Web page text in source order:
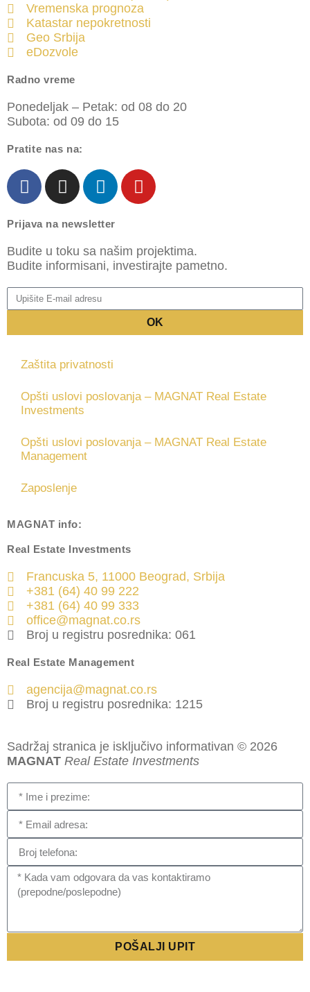
Vremenska prognoza
Katastar nepokretnosti
Geo Srbija
eDozvole
Radno vreme
Ponedeljak – Petak: od 08 do 20
Subota: od 09 do 15
Pratite nas na:
Prijava na newsletter
Budite u toku sa našim projektima.
Budite informisani, investirajte pametno.
OK
Zaštita privatnosti
Opšti uslovi poslovanja – MAGNAT Real Estate
Investments
Opšti uslovi poslovanja – MAGNAT Real Estate
Management
Zaposlenje
MAGNAT info:
Real Estate Investments
Francuska 5, 11000 Beograd, Srbija
+381 (64) 40 99 222
+381 (64) 40 99 333
office@magnat.co.rs
Broj u registru posrednika: 061
Real Estate Management
agencija@magnat.co.rs
Broj u registru posrednika: 1215
Sadržaj stranica je isključivo informativan © 2026
MAGNAT Real Estate Investments
POŠALJI UPIT